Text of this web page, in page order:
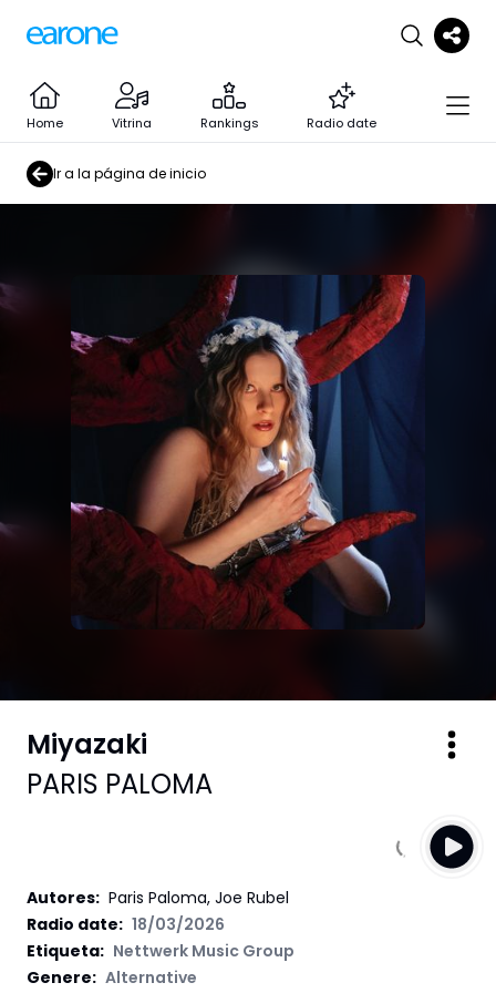
Home Vitrina Rankings Radio date
Ir a la página de inicio
Miyazaki
PARIS PALOMA
Autores: Paris Paloma, Joe Rubel
Radio date: 18/03/2026
Etiqueta: Nettwerk Music Group
Genere: Alternative